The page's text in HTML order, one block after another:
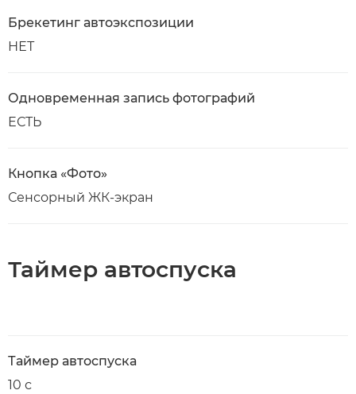
Брекетинг автоэкспозиции
НЕТ
Одновременная запись фотографий
ЕСТЬ
Кнопка «Фото»
Сенсорный ЖК-экран
Таймер автоспуска
Таймер автоспуска
10 с